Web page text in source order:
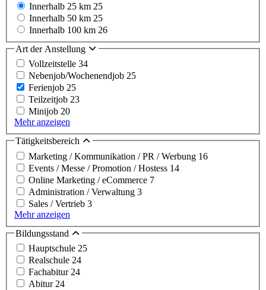
Innerhalb 25 km 25
Innerhalb 50 km 25
Innerhalb 100 km 26
Art der Anstellung
Vollzeitstelle 34
Nebenjob/Wochenendjob 25
Ferienjob 25
Teilzeitjob 23
Minijob 20
Mehr anzeigen
Tätigkeitsbereich
Marketing / Kommunikation / PR / Werbung 16
Events / Messe / Promotion / Hostess 14
Online Marketing / eCommerce 7
Administration / Verwaltung 3
Sales / Vertrieb 3
Mehr anzeigen
Bildungsstand
Hauptschule 25
Realschule 24
Fachabitur24
Abitur24